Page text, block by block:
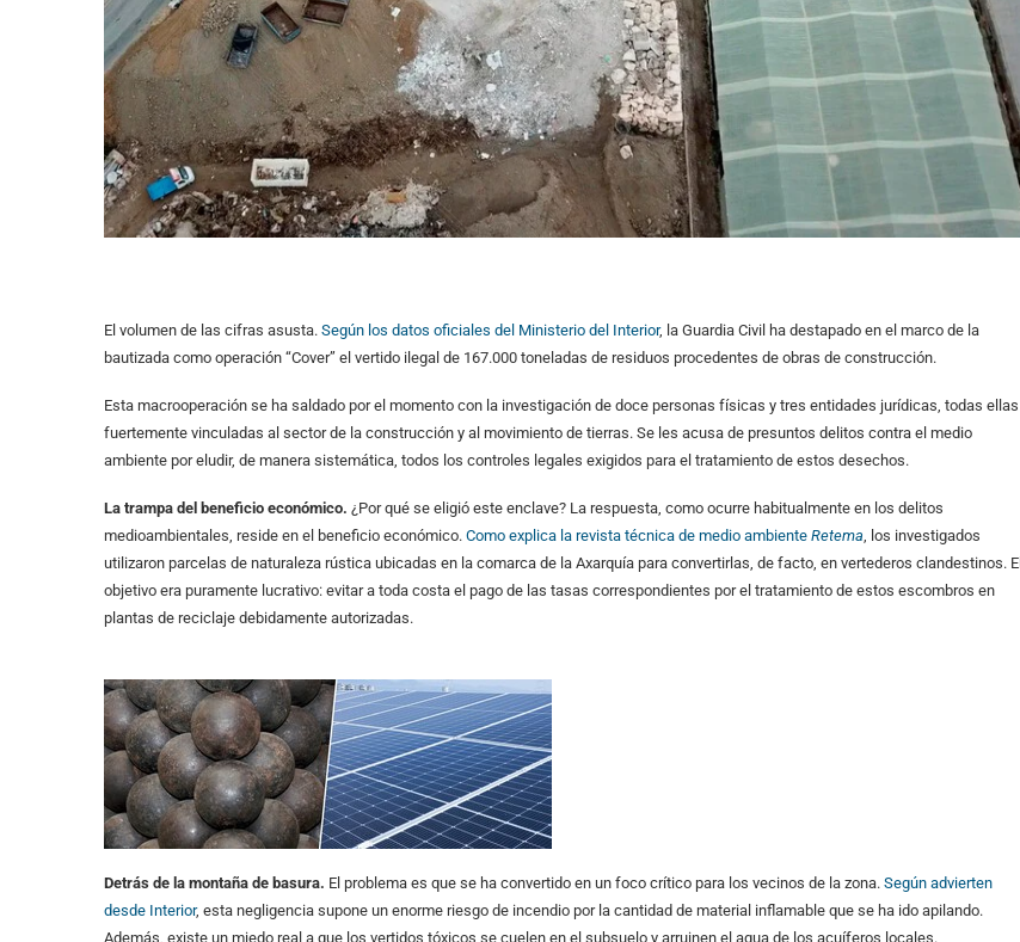
El volumen de las cifras asusta. Según los datos oficiales del Ministerio del Interior, la Guardia Civil ha destapado en el marco de la
bautizada como operación “Cover” el vertido ilegal de 167.000 toneladas de residuos procedentes de obras de construcción.
Esta macrooperación se ha saldado por el momento con la investigación de doce personas físicas y tres entidades jurídicas, todas ellas
fuertemente vinculadas al sector de la construcción y al movimiento de tierras. Se les acusa de presuntos delitos contra el medio
ambiente por eludir, de manera sistemática, todos los controles legales exigidos para el tratamiento de estos desechos.
La trampa del beneficio económico. ¿Por qué se eligió este enclave? La respuesta, como ocurre habitualmente en los delitos
medioambientales, reside en el beneficio económico. Como explica la revista técnica de medio ambiente Retema , los investigados
utilizaron parcelas de naturaleza rústica ubicadas en la comarca de la Axarquía para convertirlas, de facto, en vertederos clandestinos. El
objetivo era puramente lucrativo: evitar a toda costa el pago de las tasas correspondientes por el tratamiento de estos escombros en
plantas de reciclaje debidamente autorizadas.
Detrás de la montaña de basura. El problema es que se ha convertido en un foco crítico para los vecinos de la zona. Según advierten
desde Interior, esta negligencia supone un enorme riesgo de incendio por la cantidad de material inflamable que se ha ido apilando.
Además, existe un miedo real a que los vertidos tóxicos se cuelen en el subsuelo y arruinen el agua de los acuíferos locales.